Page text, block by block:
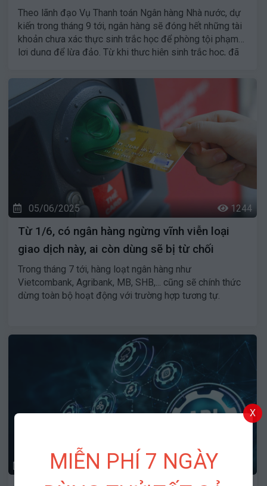
Theo lãnh đạo Vụ Thanh toán Ngân hàng Nhà nước, dự
kiến trong tháng 9 tới, ngân hàng sẽ đóng hết những tài
khoản chưa xác thực sinh trắc học để phòng tội phạm
lợi dụng để lừa đảo. Từ khi thực hiện sinh trắc học, đã
đông, gian lận đã được mở trong thời gian qua.
05/06/2025 1244
Từ 1/6, có ngân hàng ngừng vĩnh viễn loại
giao dịch này, ai còn dùng sẽ bị từ chối
Trong tháng 7 tới, hàng loạt ngân hàng như
Vietcombank, Agribank, MB, SHB,... cũng sẽ chính thức
dừng toàn bộ hoạt động với trường hợp tương tự.
28/04/2025
X
MIỄN PHÍ 7 NGÀY